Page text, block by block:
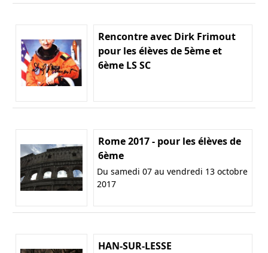
Rencontre avec Dirk Frimout
pour les élèves de 5ème et
6ème LS SC
Rome 2017 - pour les élèves de
6ème
Du samedi 07 au vendredi 13 octobre
2017
HAN-SUR-LESSE